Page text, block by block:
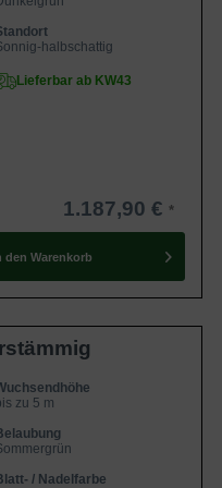
halbschattig
Lieferbar ab KW43
1.187,90 €
den Warenkorb
zu 5 m
/ Nadelfarbe